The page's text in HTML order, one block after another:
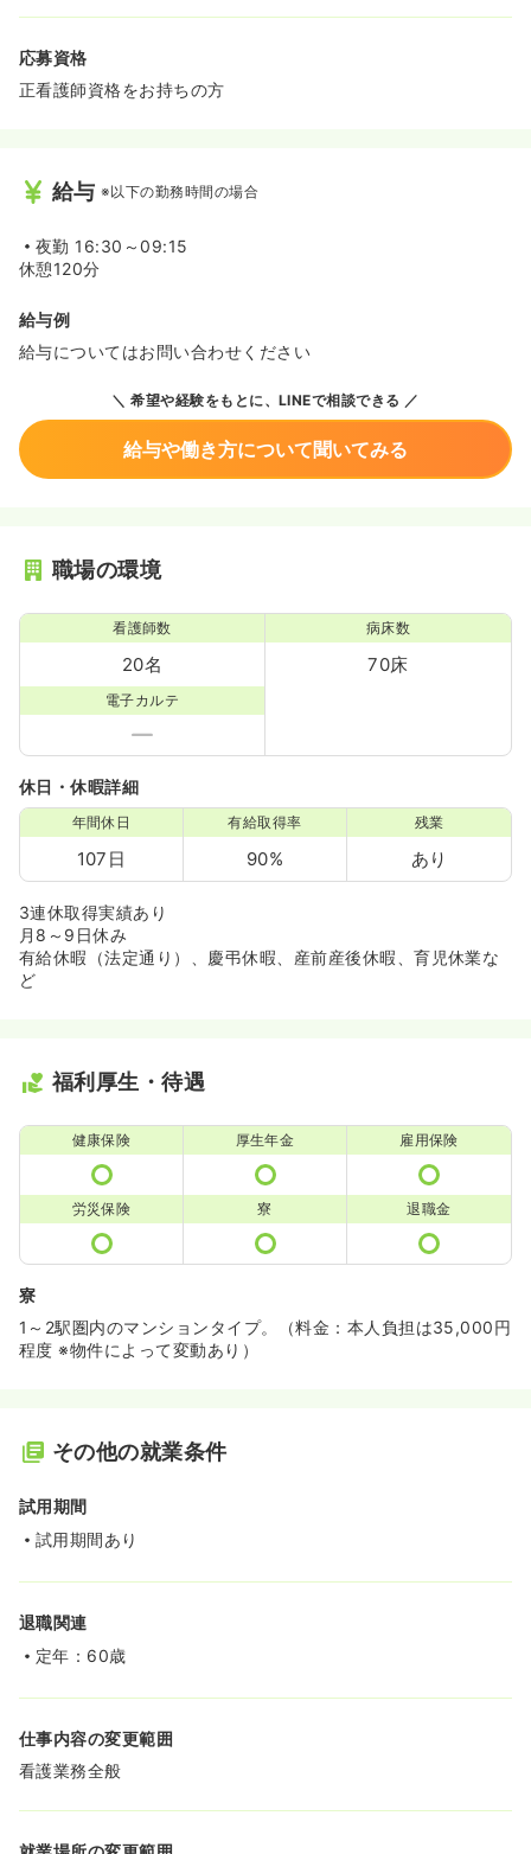
応募資格
正看護師資格をお持ちの方
給与 ※以下の勤務時間の場合
夜勤 16:30～09:15
休憩120分
給与例
給与についてはお問い合わせください
希望や経験をもとに、LINEで相談できる
給与や働き方について聞いてみる
職場の環境
看護師数
20名
病床数
70床
電子カルテ
休日・休暇詳細
年間休日
107日
有給取得率
90%
残業
あり
3連休取得実績あり
月8～9日休み
有給休暇（法定通り）、慶弔休暇、産前産後休暇、育児休業な
ど
福利厚生・待遇
健康保険 厚生年金 雇用保険
労災保険 寮 退職金
寮
1～2駅圏内のマンションタイプ。（料金：本人負担は35,000円
程度 ※物件によって変動あり）
その他の就業条件
試用期間
試用期間あり
退職関連
定年：60歳
仕事内容の変更範囲
看護業務全般